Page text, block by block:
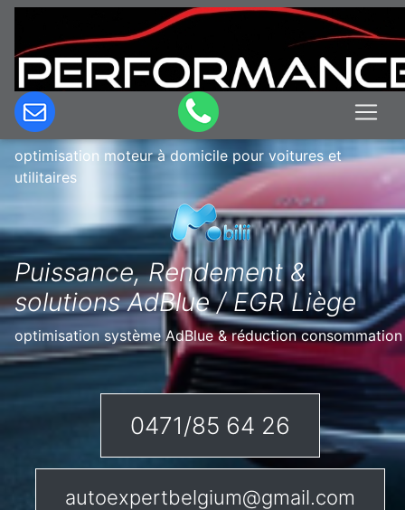
Optimisation & Reprogrammation
moteur à domicile en Belgique à Liers
optimisation moteur à domicile pour voitures et
utilitaires
Puissance, Rendement &
solutions AdBlue / EGR Liège
optimisation système AdBlue & réduction consommation
0471/85 64 26
autoexpertbelgium@gmail.com